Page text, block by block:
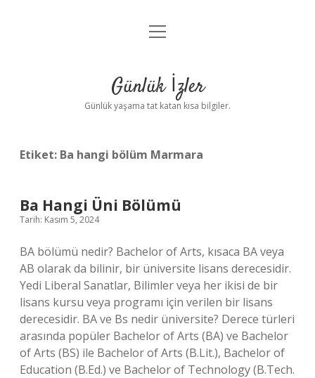
Anasayfa
Yasal Uyarı
menüyü
Günlük İzler
Günlük yaşama tat katan kısa bilgiler.
Etiket: Ba hangi bölüm Marmara
Ba Hangi Üni Bölümü
Tarih: Kasım 5, 2024
BA bölümü nedir? Bachelor of Arts, kısaca BA veya
AB olarak da bilinir, bir üniversite lisans derecesidir.
Yedi Liberal Sanatlar, Bilimler veya her ikisi de bir
lisans kursu veya programı için verilen bir lisans
derecesidir. BA ve Bs nedir üniversite? Derece türleri
arasında popüler Bachelor of Arts (BA) ve Bachelor
of Arts (BS) ile Bachelor of Arts (B.Lit.), Bachelor of
Education (B.Ed.) ve Bachelor of Technology (B.Tech.